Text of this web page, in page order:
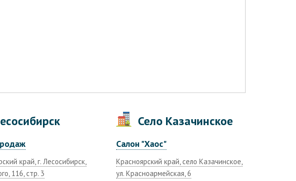
край, г. Лесосибирск,
116, стр. 3
Село Казачинское
Салон "Хаос"
Красноярский край, село Казачинское,
ул. Красноармейская, 6